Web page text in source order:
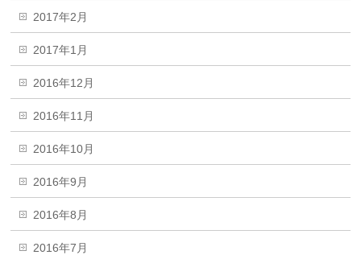
2017年2月
2017年1月
2016年12月
2016年11月
2016年10月
2016年9月
2016年8月
2016年7月